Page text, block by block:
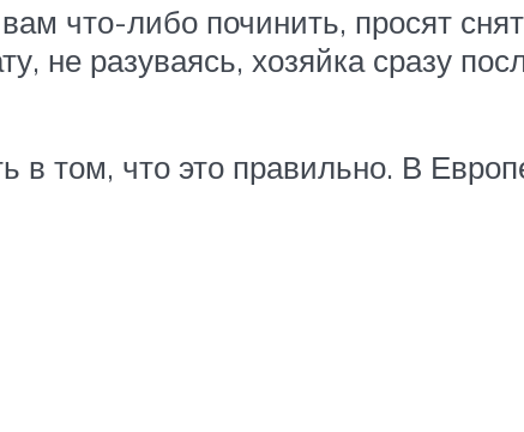
что-либо починить, просят
не разуваясь, хозяйка сразу
в том, что это правильно. В